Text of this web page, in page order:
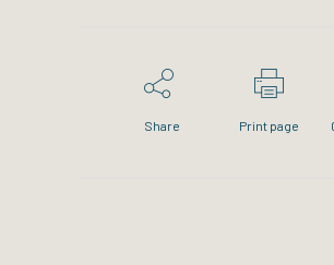
Share Print page